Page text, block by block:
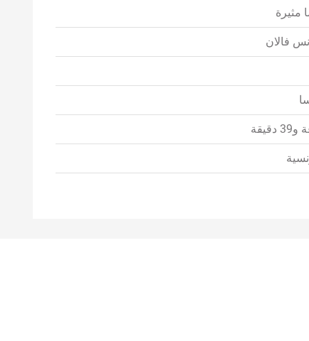
مثيرة
فالان
دقيقة